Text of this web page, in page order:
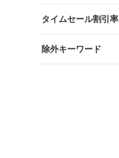
タイムセール割引率
除外キーワード